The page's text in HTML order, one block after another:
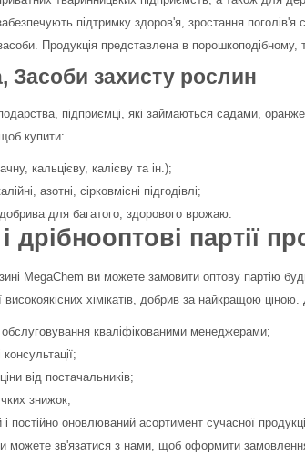
підтримку здоров'я, зростання
Продукція представлена в порошкоподібному,
Засоби захисту рослин
підприємці, які займаються садами,
купити:
кальцієву, калієву та ін.);
азотні, сірковмісні підгодівлі;
для багатого, здорового врожаю.
дрібнооптові партії
MegaChem ви можете замовити оптову партію
високоякісних хімікатів, добрив за найкращою
кваліфікованими менеджерами;
від постачальників;
знижок;
постійно оновлюваний асортимент сучасної
можете зв'язатися з нами, щоб оформити